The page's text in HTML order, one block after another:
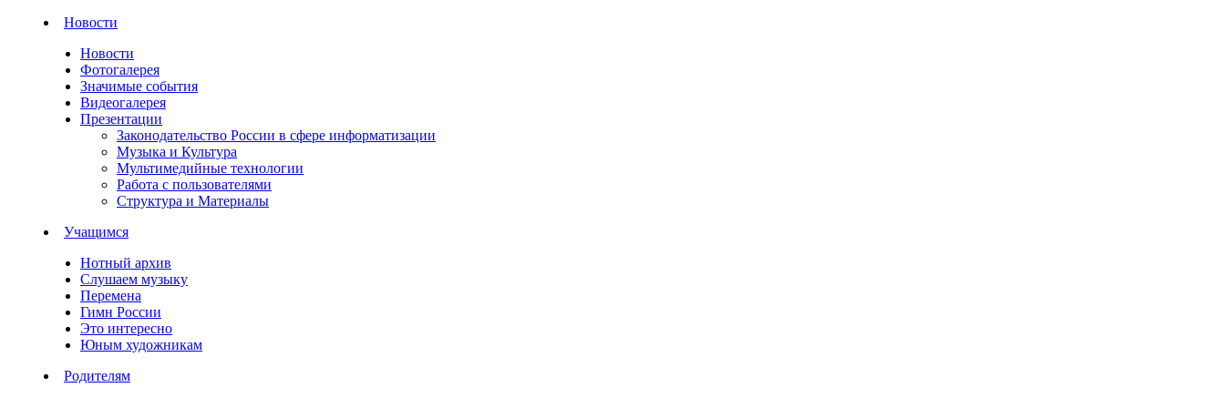
Новости
Новости
Фотогалерея
Значимые события
Видеогалерея
Презентации
Законодательство России в сфере информатизации
Музыка и Культура
Мультимедийные технологии
Работа с пользователями
Структура и Материалы
Учащимся
Нотный архив
Слушаем музыку
Перемена
Гимн России
Это интересно
Юным художникам
Родителям